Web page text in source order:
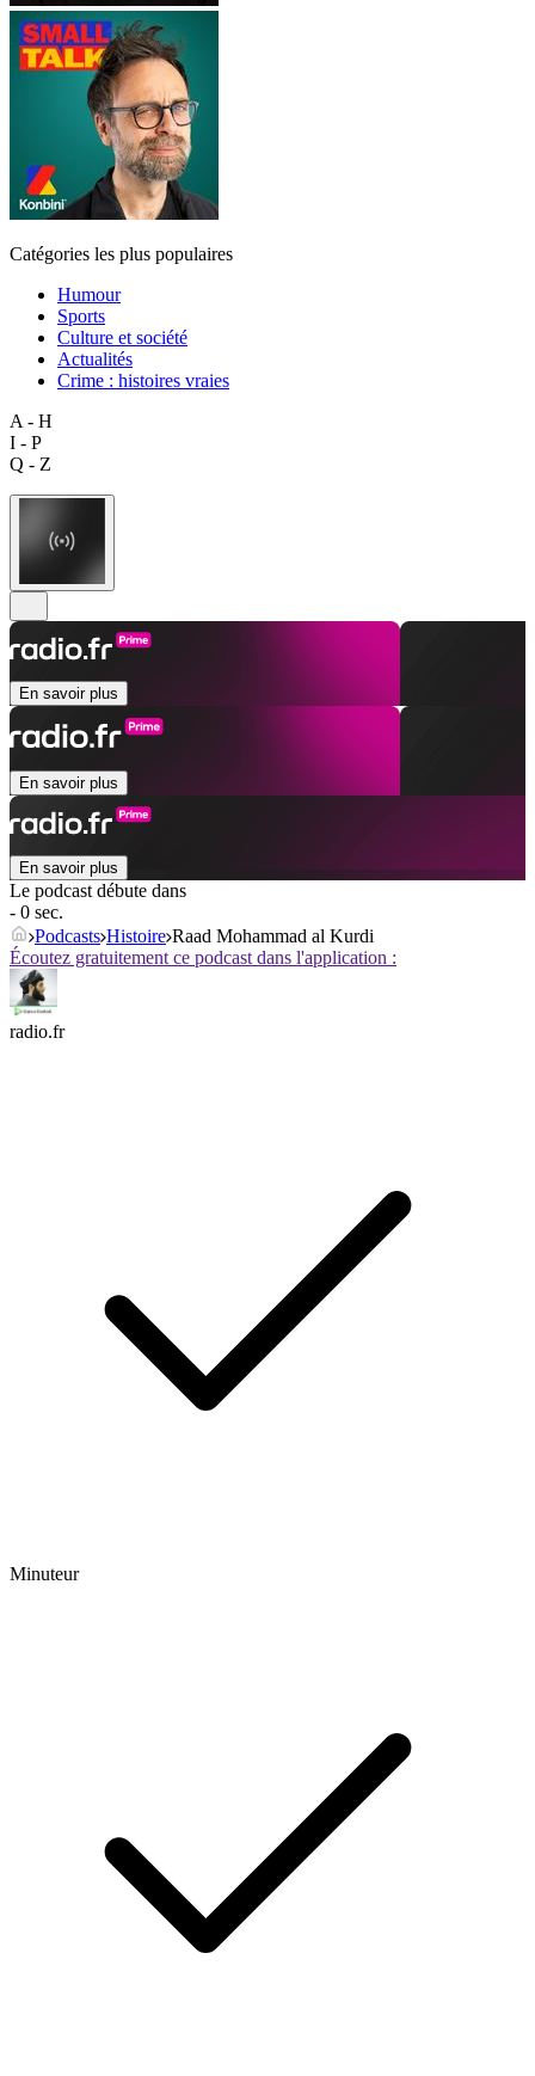
Catégories les plus populaires
Humour
Sports
Culture et société
Actualités
Crime : histoires vraies
A - H
I - P
Q - Z
En savoir plus
En savoir plus
En savoir plus
Le podcast débute dans
- 0 sec.
Podcasts Histoire Raad Mohammad al Kurdi
Écoutez gratuitement ce podcast dans l'application :
radio.fr
Minuteur